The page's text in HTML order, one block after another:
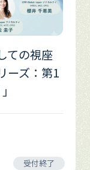
ての視座
ーズ：第1
受付終了